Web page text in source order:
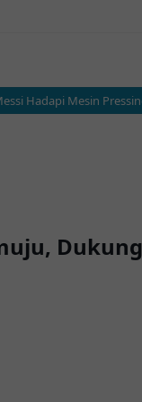
Hadapi Mesin Pressing
Dukung